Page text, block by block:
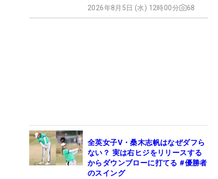
2026年8月5日 (水) 12時00分 68
全英女子V・桑木志帆はなぜダフら
ない？ 実は右ヒジをリリースする
からダウンブローに打てる #優勝者
のスイング